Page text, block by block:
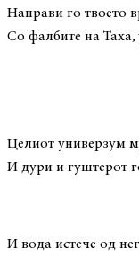
Направи го твоето
Со фалбите на Таха,
Целиот универзум
И дури и гуштерот
И вода истече од